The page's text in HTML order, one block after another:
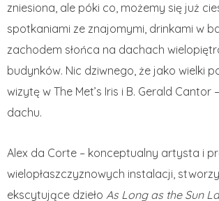
zniesiona, ale póki co, możemy się już
spotkaniami ze znajomymi, drinkami w
zachodem słońca na dachach
budynków. Nic dziwnego, że jako wielki
wizytę w The Met’s Iris i B. Gerald Cantor
dachu.
Alex da Corte – konceptualny artysta i
wielopłaszczyznowych instalacji,
ekscytujące dzieło As Long as the Sun